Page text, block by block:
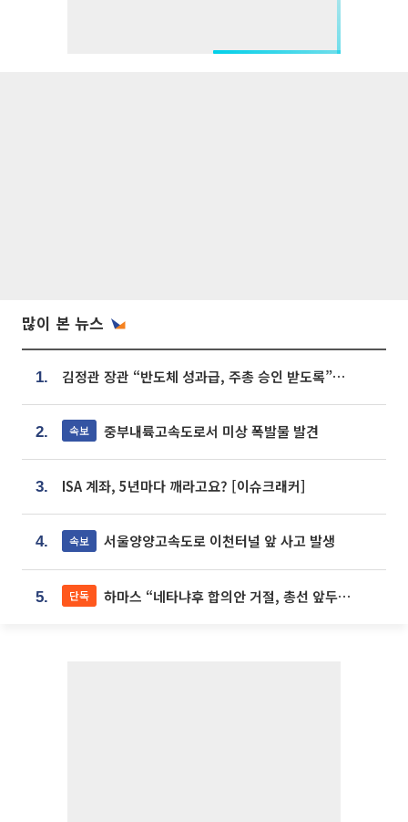
많이 본 뉴스
1. 김정관 장관 “반도체 성과급, 주총 승인 받도록”…상법·자본시장법 개정 시사
2. 속보 중부내륙고속도로서 미상 폭발물 발견
3. ISA 계좌, 5년마다 깨라고요? [이슈크래커]
4. 속보 서울양양고속도로 이천터널 앞 사고 발생
5. 단독 하마스 “네타냐후 합의안 거절, 총선 앞두고 시간 끌기”